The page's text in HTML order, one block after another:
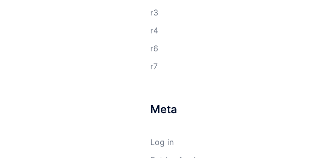
r3
r4
r6
r7
Meta
Log in